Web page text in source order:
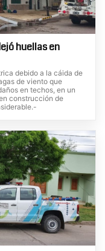
huellas en
debido a la cáida de
de viento que
en techos, en un
construcción de